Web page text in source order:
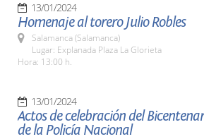
13/01/2024
Homenaje al torero Julio Robles
Salamanca (Salamanca)
Lugar: Explanada Plaza La Glorieta
Hora: 13:00 h.
13/01/2024
Actos de celebración del
de la Policía Nacional